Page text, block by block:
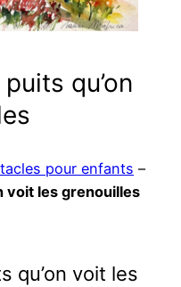
qu’on
pour enfants –
voit les grenouilles
qu’on voit les